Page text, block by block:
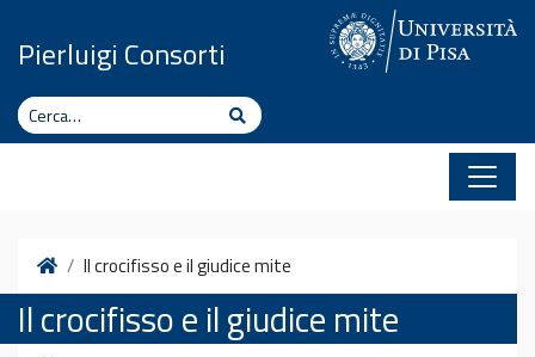
Pierluigi Consorti
Cerca Cerca
HomeIl crocifisso e il giudice mite
Il crocifisso e il giudice mite